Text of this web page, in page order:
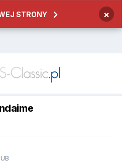
STRONY ×